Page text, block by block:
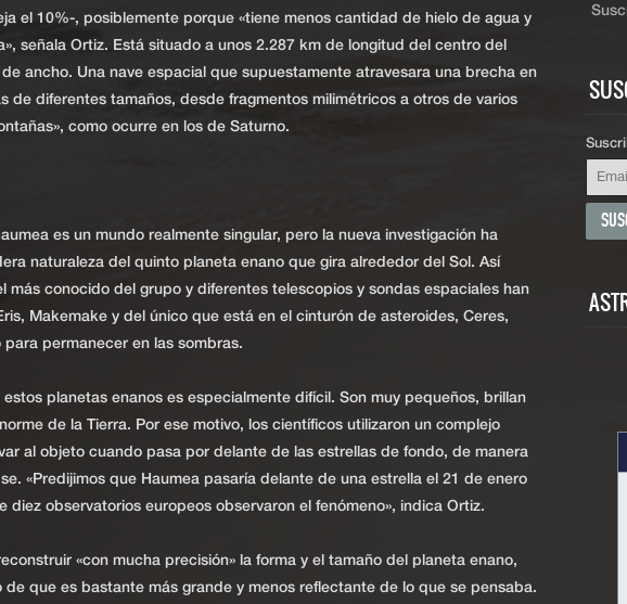
el 10%-, posiblemente porque «tiene menos cantidad de hielo de agua y
señala Ortiz. Está situado a unos 2.287 km de longitud del centro del
ancho. Una nave espacial que supuestamente atravesara una brecha en
de diferentes tamaños, desde fragmentos milimétricos a otros de varios
como ocurre en los de Saturno.
es un mundo realmente singular, pero la nueva investigación ha
naturaleza del quinto planeta enano que gira alrededor del Sol. Así
más conocido del grupo y diferentes telescopios y sondas espaciales han
Makemake y del único que está en el cinturón de asteroides, Ceres,
permanecer en las sombras.
planetas enanos es especialmente difícil. Son muy pequeños, brillan
de la Tierra. Por ese motivo, los científicos utilizaron un complejo
al objeto cuando pasa por delante de las estrellas de fondo, de manera
«Predijimos que Haumea pasaría delante de una estrella el 21 de enero
diez observatorios europeos observaron el fenómeno», indica Ortiz.
«con mucha precisión» la forma y el tamaño del planeta enano,
que es bastante más grande y menos reflectante de lo que se pensaba.